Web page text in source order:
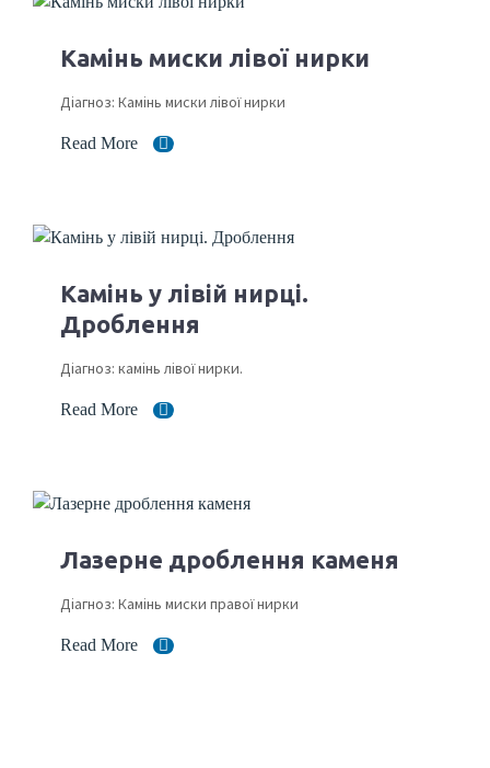
Камінь миски лівої нирки
Діагноз: Камінь миски лівої нирки
Read More
Камінь у лівій нирці.
Дроблення
Діагноз: камінь лівої нирки.
Read More
Лазерне дроблення каменя
Діагноз: Камінь миски правої нирки
Read More